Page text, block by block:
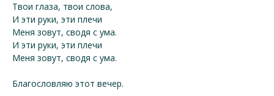
Твои глаза, твои слова,
И эти руки, эти плечи
Меня зовут, сводя с ума.
И эти руки, эти плечи
Меня зовут, сводя с ума.
Благословляю этот вечер.